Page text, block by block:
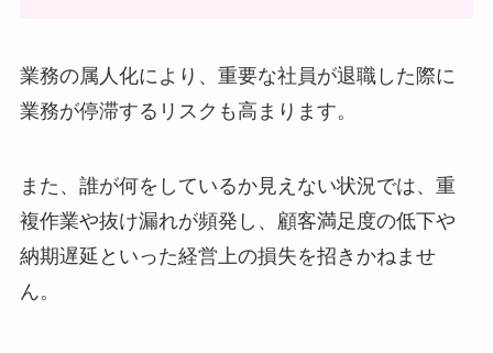
業務の属人化により、重要な社員が退職した際に
業務が停滞するリスクも高まります。
また、誰が何をしているか見えない状況では、重
複作業や抜け漏れが頻発し、顧客満足度の低下や
納期遅延といった経営上の損失を招きかねませ
ん。